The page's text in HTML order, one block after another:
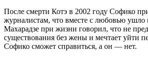
После смерти Котэ в 2002 году Софико
журналистам, что вместе с любовью ушло
Махарадзе при жизни говорил, что не
существования без жены и мечтает уйти
Софико сможет справиться, а он — нет.